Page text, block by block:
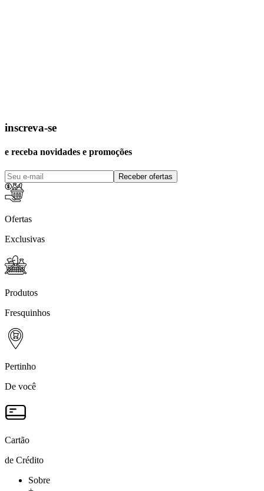
inscreva-se
e receba novidades e promoções
Receber ofertas
Ofertas
Exclusivas
Produtos
Fresquinhos
Pertinho
De você
Cartão
de Crédito
Sobre